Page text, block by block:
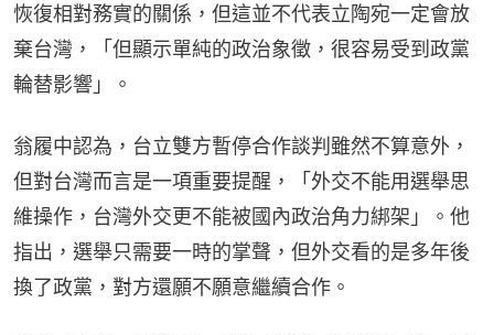
恢復相對務實的關係，但這並不代表立陶宛一定會放
棄台灣，「但顯示單純的政治象徵，很容易受到政黨
輪替影響」。
翁履中認為，台立雙方暫停合作談判雖然不算意外，
但對台灣而言是一項重要提醒，「外交不能用選舉思
維操作，台灣外交更不能被國內政治角力綁架」。他
指出，選舉只需要一時的掌聲，但外交看的是多年後
換了政黨，對方還願不願意繼續合作。